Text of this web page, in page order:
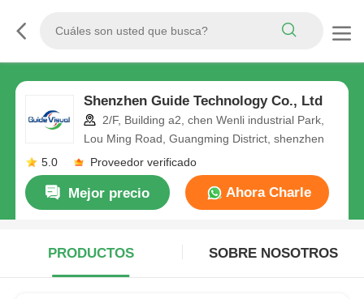
Shenzhen Guide Technology Co., Ltd
2/F, Building a2, chen Wenli industrial Park,
Lou Ming Road, Guangming District, shenzhen
5.0
Proveedor verificado
Mejor precio Ahora Charle
PRODUCTOS SOBRE NOSOTROS